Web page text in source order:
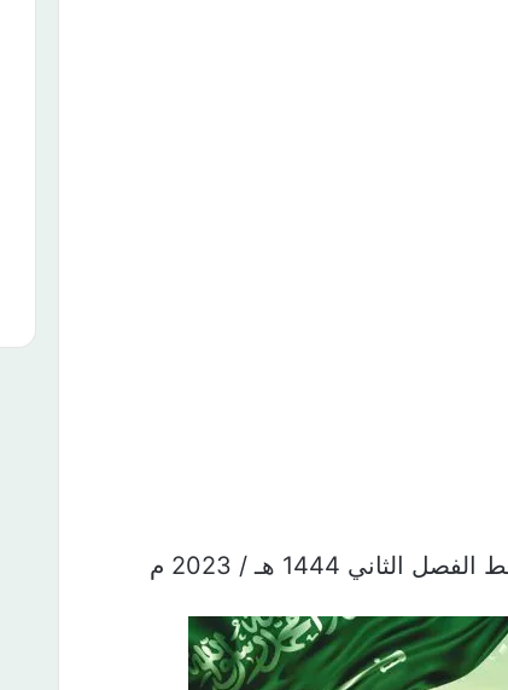
1444 هـ / 2023 م